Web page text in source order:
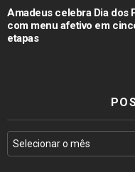
Amadeus celebra Dia dos
com menu afetivo em
etapas